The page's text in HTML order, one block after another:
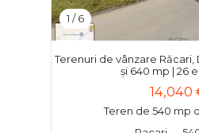
1 /6
Terenuri de vânzare
și 640 mp | 26
14,040
Teren de 540 mp